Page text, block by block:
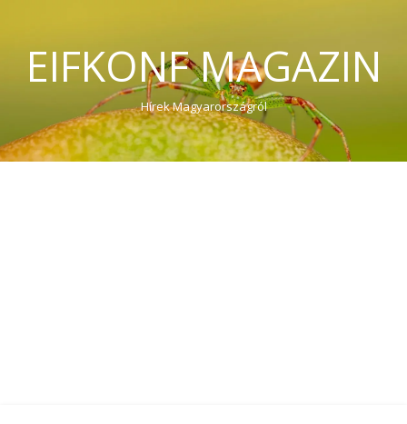
EIFKONF MAGAZIN
Hírek Magyarországról